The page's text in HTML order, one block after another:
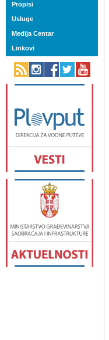
Propisi
Usluge
Medija Centar
Linkovi